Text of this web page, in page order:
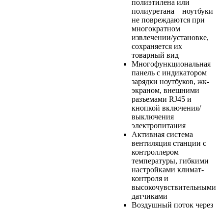
полиэтилена или
полиуретана – ноутбуки
не повреждаются при
многократном
извлечении/установке,
сохраняется их
товарный вид
Многофункциональная
панель с индикатором
зарядки ноутбуков, жк-
экраном, внешними
разъемами RJ45 и
кнопкой включения/
выключения
электропитания
Активная система
вентиляция станции с
контроллером
температуры, гибкими
настройками климат-
контроля и
высокочувствительными
датчиками
Воздушный поток через